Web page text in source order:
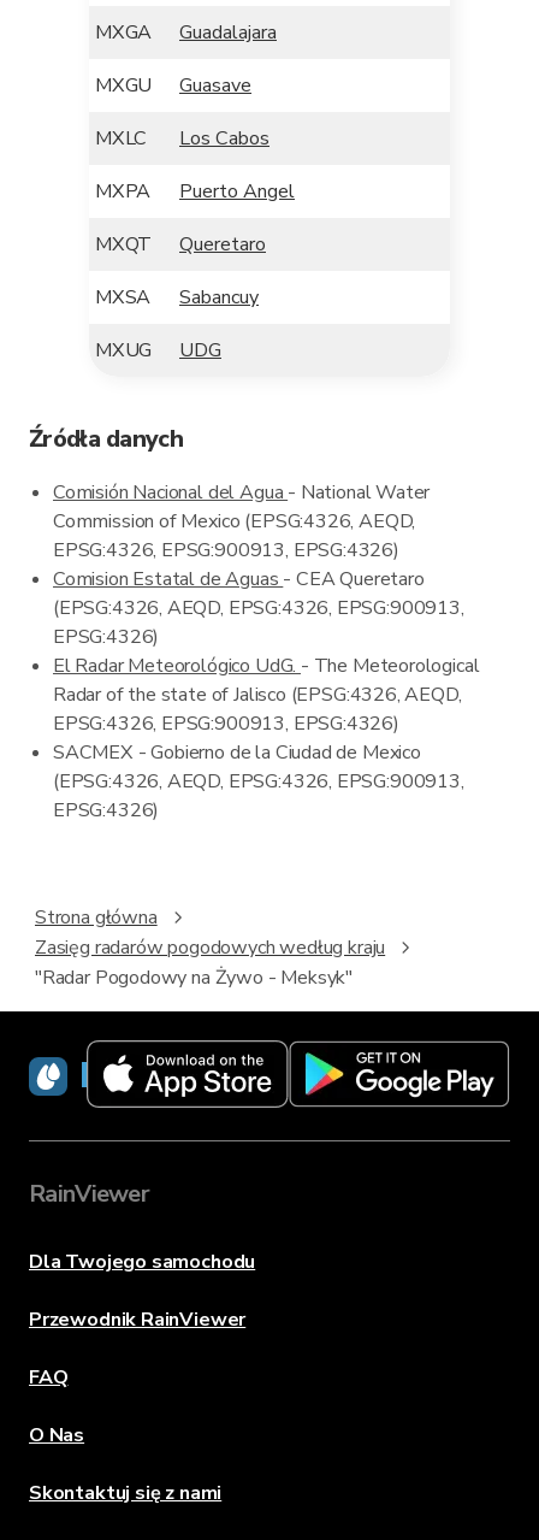
MXGA
Guadalajara
MXGU
Guasave
MXLC
Los Cabos
MXPA
Puerto Angel
MXQT
Queretaro
MXSA
Sabancuy
MXUG
UDG
Źródła danych
Comisión Nacional del Agua - National Water
Commission of Mexico (EPSG:4326, AEQD,
EPSG:4326, EPSG:900913, EPSG:4326)
Comision Estatal de Aguas - CEA Queretaro
(EPSG:4326, AEQD, EPSG:4326, EPSG:900913,
EPSG:4326)
El Radar Meteorológico UdG. - The Meteorological
Radar of the state of Jalisco (EPSG:4326, AEQD,
EPSG:4326, EPSG:900913, EPSG:4326)
SACMEX - Gobierno de la Ciudad de Mexico
(EPSG:4326, AEQD, EPSG:4326, EPSG:900913,
EPSG:4326)
Strona główna
Zasięg radarów pogodowych według kraju
"Radar Pogodowy na Żywo - Meksyk"
RainViewer
RainViewer
Dla Twojego samochodu
Przewodnik RainViewer
FAQ
O Nas
Skontaktuj się z nami